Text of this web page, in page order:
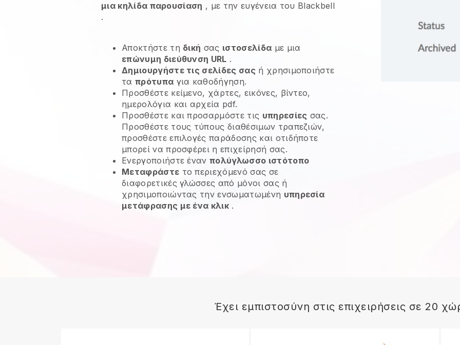
μια κηλίδα παρουσίαση , με την ευγένεια του Blackbell
.
Αποκτήστε τη δική σας ιστοσελίδα με μια
επώνυμη διεύθυνση URL .
Δημιουργήστε τις σελίδες σας ή χρησιμοποιήστε
τα πρότυπα για καθοδήγηση.
Προσθέστε κείμενο, χάρτες, εικόνες, βίντεο,
ημερολόγια και αρχεία pdf.
Προσθέστε και προσαρμόστε τις υπηρεσίες σας.
Προσθέστε τους τύπους διαθέσιμων τραπεζιών,
προσθέστε επιλογές παράδοσης και οτιδήποτε
μπορεί να προσφέρει η επιχείρησή σας.
Ενεργοποιήστε ένανπολύγλωσσο ιστότοπο
Μεταφράστε το περιεχόμενό σας σε
διαφορετικές γλώσσες από μόνοι σας ή
χρησιμοποιώντας την ενσωματωμένη υπηρεσία
μετάφρασης με ένα κλικ .
Έχει εμπιστοσύνη στις επιχειρήσεις σε 20